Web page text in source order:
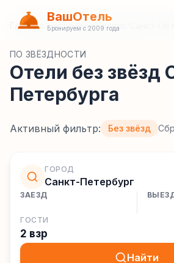
ВашОтель
Бронируем с 2009 года
Главная Гостиницы/Россия
ПО ЗВЁЗДНОСТИ
Отели без звёзд
Петербурга
Активный фильтр: Без звёзд
ГОРОД
Санкт-Петербург
ЗАЕЗД
ГОСТИ
2 взр
Найти